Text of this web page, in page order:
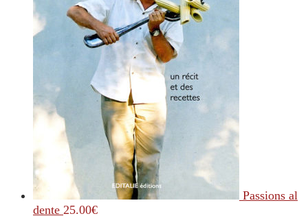
Passions al
dente 25.00€